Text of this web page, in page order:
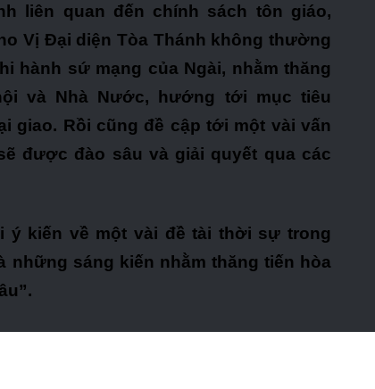
liên quan đến chính sách tôn giáo,
Vị Đại diện Tòa Thánh không thường
hành sứ mạng của Ngài, nhằm thăng
và Nhà Nước, hướng tới mục tiêu
giao. Rồi cũng đề cập tới một vài vấn
được đào sâu và giải quyết qua các
ý kiến về một vài đề tài thời sự trong
những sáng kiến nhằm thăng tiến hòa